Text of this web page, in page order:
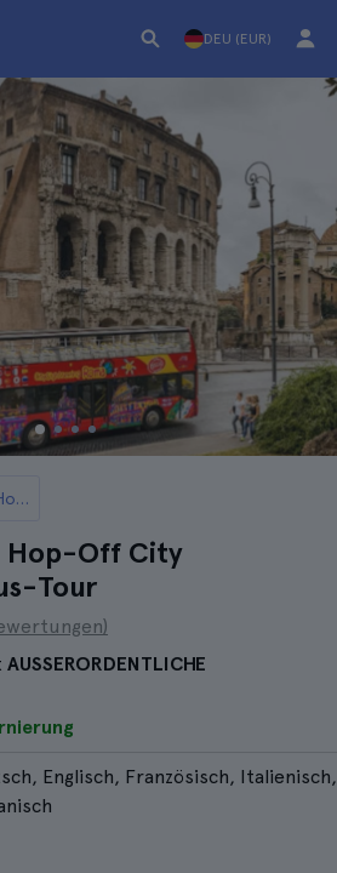
DEU (EUR)
Rom Hop-On-Hop-Off-Busse
Hop-Off City
Tour
AUSSERORDENTLICHE
Englisch, Französisch, Italienisch,